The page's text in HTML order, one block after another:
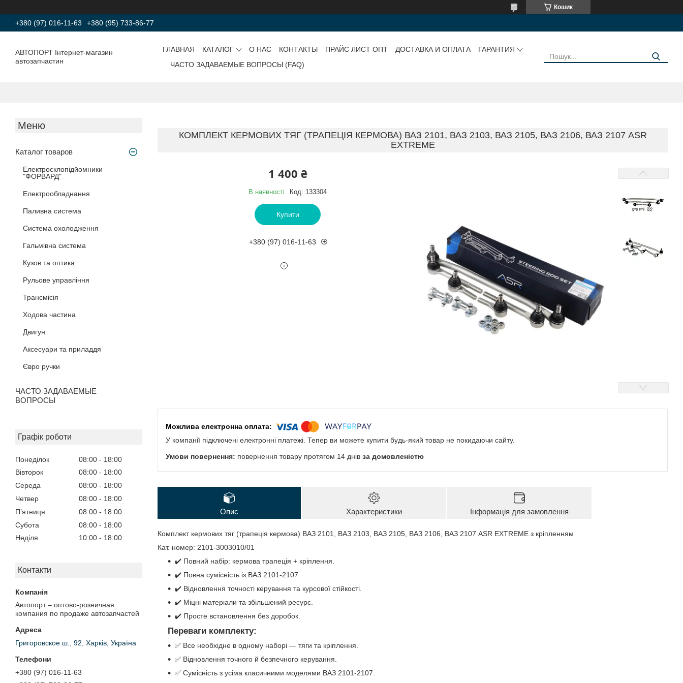
Кошик
+380 (97) 016-11-63 +380 (95) 733-86-77
АВТОПОРТ Інтернет-магазин
автозапчастин
ГЛАВНАЯ КАТАЛОГ О НАС КОНТАКТЫ ПРАЙС ЛИСТ ОПТ ДОСТАВКА И ОПЛАТА
ГАРАНТИЯ
ЧАСТО ЗАДАВАЕМЫЕ ВОПРОСЫ (FAQ)
Каталог товаров
Електросклопідйомники
"ФОРВАРД"
Електрообладнання
Паливна система
Система охолодження
Гальмівна система
Кузов та оптика
Рульове управління
Трансмісія
Ходова частина
Двигун
Аксесуари та приладдя
Євро ручки
ЧАСТО ЗАДАВАЕМЫЕ
ВОПРОСЫ
Графік роботи
Понеділок 08:00
18:00
Вівторок
08:00
18:00
Середа
08:00
18:00
Четвер
08:00
18:00
Пʼятниця
08:00
18:00
Субота
08:00
18:00
Неділя
10:00 18:00
Контакти
Автопорт – оптово-розничная
компания по продаже автозапчастей
Григоровское ш., 92, Харків, Україна
+380 (97) 016-11-63
КОМПЛЕКТ КЕРМОВИХ ТЯГ (ТРАПЕЦІЯ КЕРМОВА) ВАЗ 2101, ВАЗ 2103, ВАЗ 2105, ВАЗ 2106, ВАЗ 2107 ASR
EXTREME
1 400 ₴
В наявності Код: 133304
Купити
+380 (97) 016-11-63
У компанії підключені електронні платежі. Тепер ви можете купити будь-який товар не покидаючи сайту.
повернення товару протягом 14 днів за домовленістю
Опис Характеристики Інформація для замовлення
Комплект кермових тяг (трапеція кермова) ВАЗ 2101, ВАЗ 2103, ВАЗ 2105, ВАЗ 2106, ВАЗ 2107 ASR EXTREME з кріпленням
Кат. номер: 2101-3003010/01
✔️ Повний набір: кермова трапеція + кріплення.
✔️ Повна сумісність із ВАЗ 2101-2107.
✔️ Відновлення точності керування та курсової стійкості.
✔️ Міцні матеріали та збільшений ресурс.
✔️ Просте встановлення без доробок.
Переваги комплекту:
✅ Все необхідне в одному наборі — тяги та кріплення.
✅ Відновлення точного й безпечного керування.
✅ Сумісність з усіма класичними моделями ВАЗ 2101-2107.